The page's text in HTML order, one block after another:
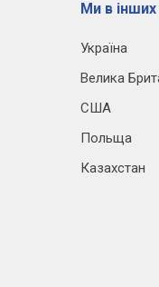
Ми в інших
Україна
Велика
США
Польща
Казахстан